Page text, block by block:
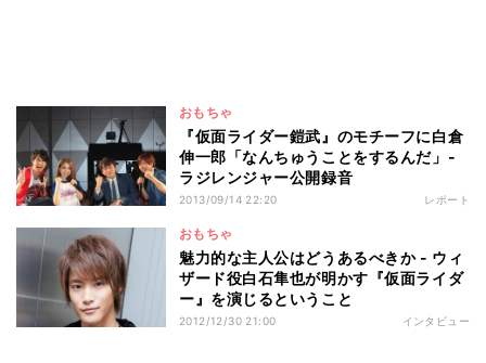
おもちゃ
『仮面ライダー鎧武』のモチーフに白倉
伸一郎「なんちゅうことをするんだ」-
ラジレンジャー公開録音
2013/09/14 22:20 レポート
おもちゃ
魅力的な主人公はどうあるべきか - ウィ
ザード役白石隼也が明かす『仮面ライダ
ー』を演じるということ
2012/12/30 21:00 インタビュー